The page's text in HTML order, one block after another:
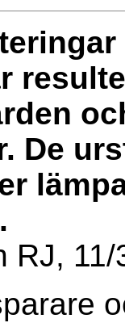
De
RJ, 11/